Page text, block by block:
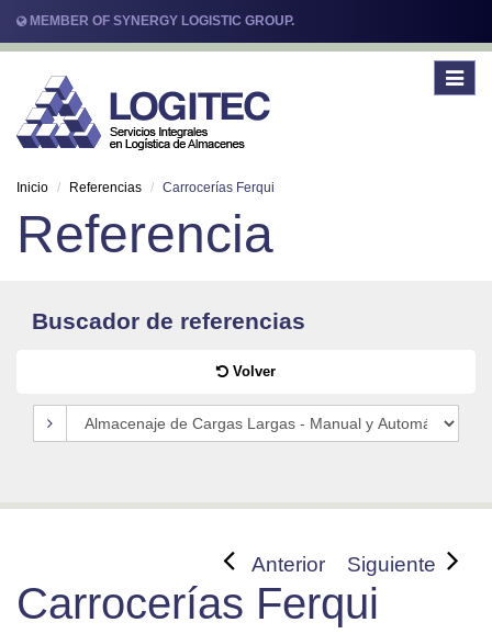
MEMBER OF SYNERGY LOGISTIC GROUP.
Toggle
Inicio Referencias Carrocerías Ferqui
Referencia
Buscador de referencias
Volver
Anterior Siguiente
Carrocerías Ferqui